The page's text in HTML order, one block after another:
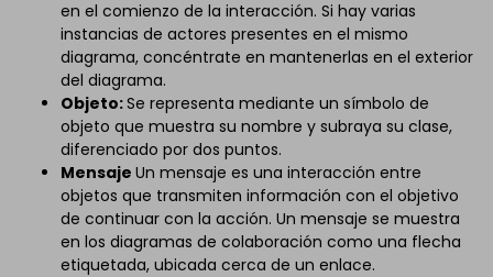
en el comienzo de la interacción. Si hay varias
instancias de actores presentes en el mismo
diagrama, concéntrate en mantenerlas en el exterior
del diagrama.
Objeto:Se representa mediante un símbolo de
objeto que muestra su nombre y subraya su clase,
diferenciado por dos puntos.
Mensaje Un mensaje es una interacción entre
objetos que transmiten información con el objetivo
de continuar con la acción. Un mensaje se muestra
en los diagramas de colaboración como una flecha
etiquetada, ubicada cerca de un enlace.